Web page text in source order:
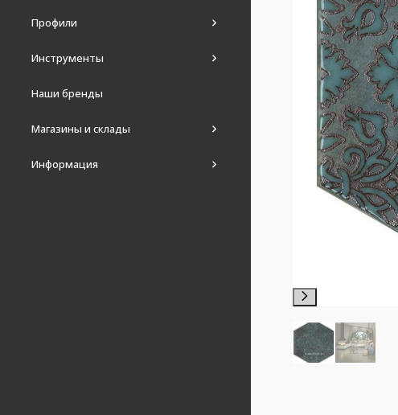
Профили
Инструменты
Наши бренды
Магазины и склады
Информация